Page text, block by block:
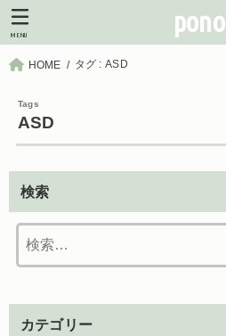
pono
MENU
HOME タグ : ASD
ASD
検索
索:
カテゴリー